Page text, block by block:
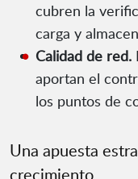
cubren la
carga y
Calidad de red.
aportan el
los puntos de
Una apuesta
crecimiento